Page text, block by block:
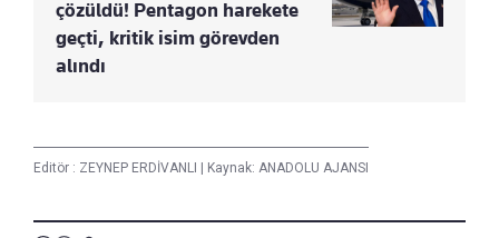
çözüldü! Pentagon harekete
geçti, kritik isim görevden
alındı
Editör : ZEYNEP ERDİVANLI Kaynak: ANADOLU AJANSI